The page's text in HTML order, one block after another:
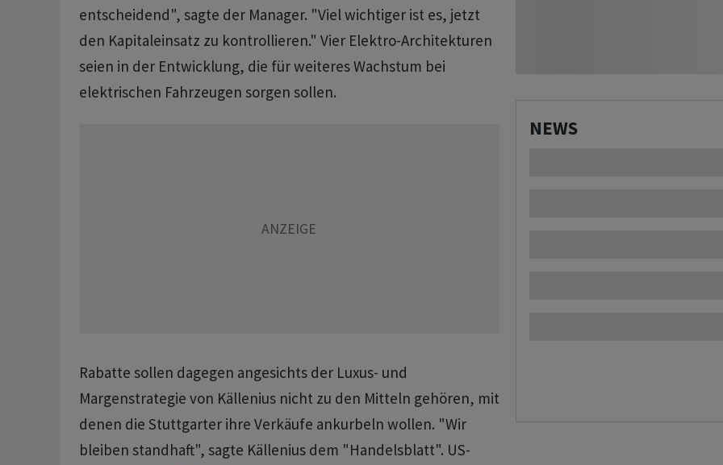
entscheidend", sagte der Manager. "Viel wichtiger ist es, jetzt
den Kapitaleinsatz zu kontrollieren." Vier Elektro-Architekturen
seien in der Entwicklung, die für weiteres Wachstum bei
elektrischen Fahrzeugen sorgen sollen.
Rabatte sollen dagegen angesichts der Luxus- und
Margenstrategie von Källenius nicht zu den Mitteln gehören, mit
denen die Stuttgarter ihre Verkäufe ankurbeln wollen. "Wir
bleiben standhaft", sagte Källenius dem "Handelsblatt". US-
NEWS